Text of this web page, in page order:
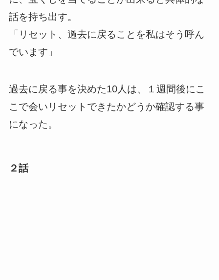
話を持ち出す。
「リセット、過去に戻ることを私はそう呼ん
でいます」
過去に戻る事を決めた10人は、１週間後にこ
こで会いリセットできたかどうか確認する事
になった。
２話